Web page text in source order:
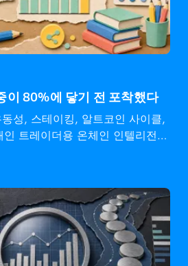
이 80%에 닿기 전 포착했다
성, 스테이킹, 알트코인 사이클,
트레이더용 온체인 인텔리전스